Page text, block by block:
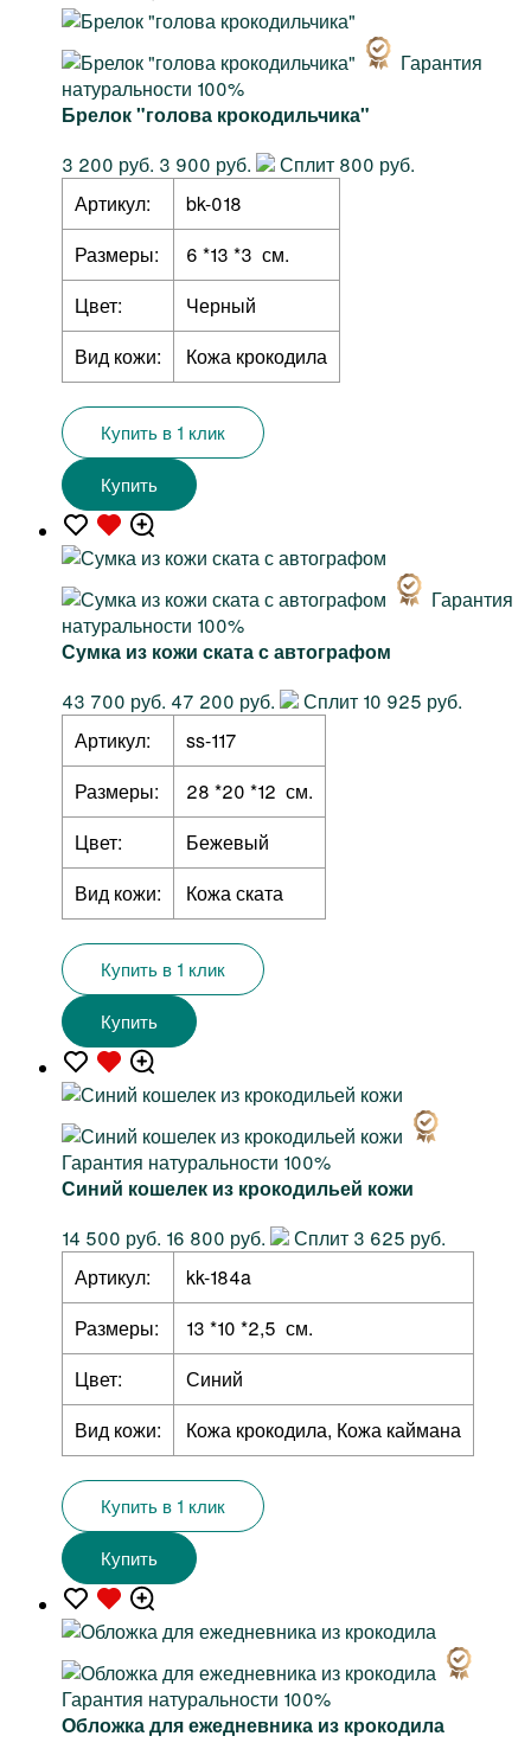
Гарантия
натуральности 100%
Брелок "голова крокодильчика"
3 200 руб. 3 900 руб.
Сплит 800 руб.
Артикул:
bk-018
Размеры:
6 *13 *3 см.
Цвет:
Черный
Вид кожи:
Кожа крокодила
Купить в 1 клик
Купить
Гарантия
натуральности 100%
Сумка из кожи ската с автографом
43 700 руб. 47 200 руб.
Сплит 10 925 руб.
Артикул:
ss-117
Размеры:
28 *20 *12 см.
Цвет:
Бежевый
Вид кожи:
Кожа ската
Купить в 1 клик
Купить
Гарантия натуральности 100%
Синий кошелек из крокодильей кожи
14 500 руб. 16 800 руб.
Сплит 3 625 руб.
Артикул:
kk-184a
Размеры:
13 *10 *2,5 см.
Цвет:
Синий
Вид кожи:
Кожа крокодила, Кожа каймана
Купить в 1 клик
Купить
Гарантия натуральности 100%
Обложка для ежедневника из крокодила